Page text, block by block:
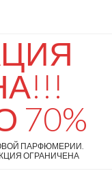
70%
ПАРФЮМЕРИИ.
ОГРАНИЧЕНА